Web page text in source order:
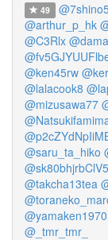
49
@arthur_p_hk
@C3Rlx
@ken45rw
@lalacook8
@mizusawa77
@saru_ta_hiko
@takcha13tea
@yamaken1970
@_tmr_tmr_